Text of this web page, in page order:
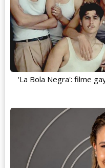
'La Bola Negra': filme